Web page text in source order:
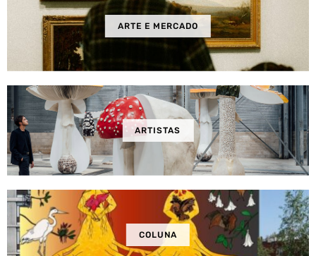
ARTE E MERCADO
ARTISTAS
COLUNA